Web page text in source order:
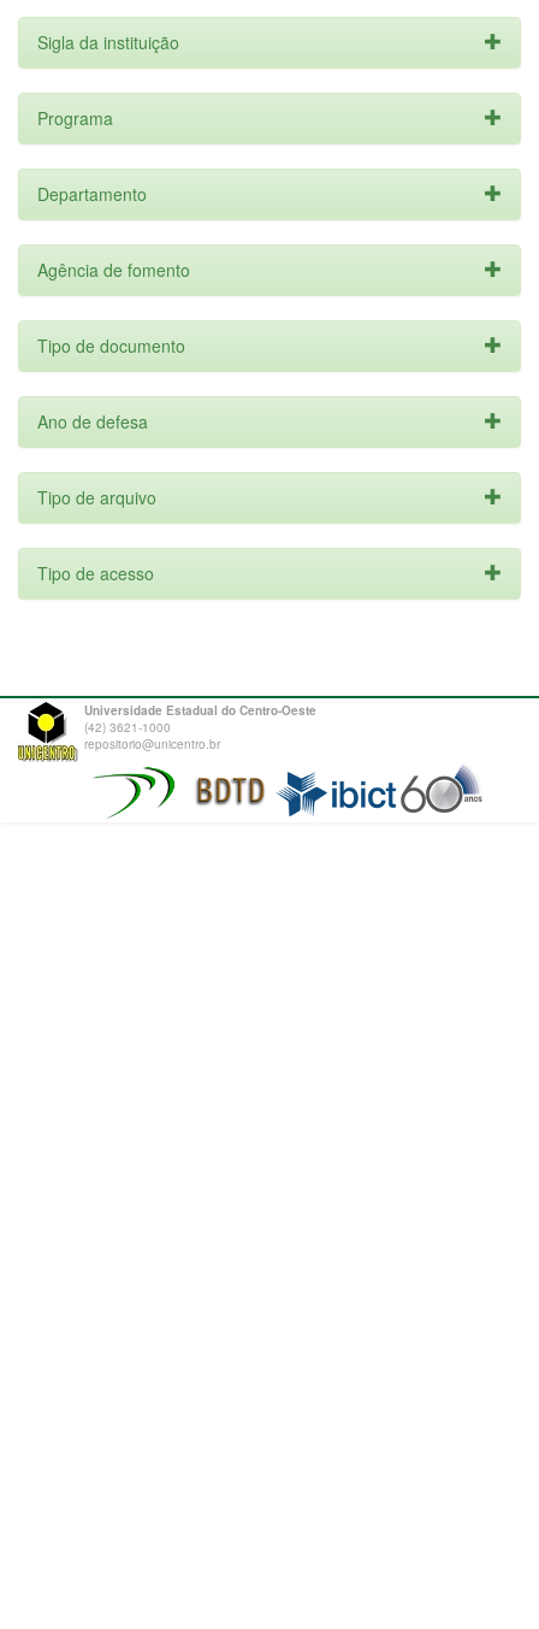
Sigla da instituição
Programa
Departamento
Agência de fomento
Tipo de documento
Ano de defesa
Tipo de arquivo
Tipo de acesso
Universidade Estadual do Centro-Oeste
(42) 3621-1000
repositorio@unicentro.br